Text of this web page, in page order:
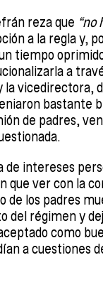
reza que “no
a la regla y,
tiempo
a
vicedirectora,
de padres,
de intereses
que ver con la
de los padres
del régimen y
como
a cuestiones